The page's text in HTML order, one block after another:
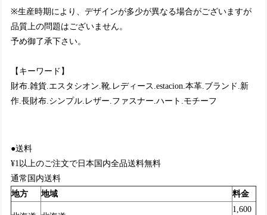
※生産時期により、デザインが多少が異なる場合がございますが
品質上の問題はございません。
予め御了承下さい。
【キーワード】
財布.雑貨.エスタシオン.靴.レディース.estacion.本革.ブランド.新
作.長財布.シンプル.レザー.ファスナー.ハート.モチーフ
●送料
¥1以上のご注文で日本国内全品送料無料
通常国内送料
地方
地域 料金
1,600